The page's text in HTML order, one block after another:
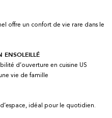
offre un confort de vie rare dans le
ENSOLEILLÉ
d’ouverture en cuisine US
vie de famille
idéal pour le quotidien.